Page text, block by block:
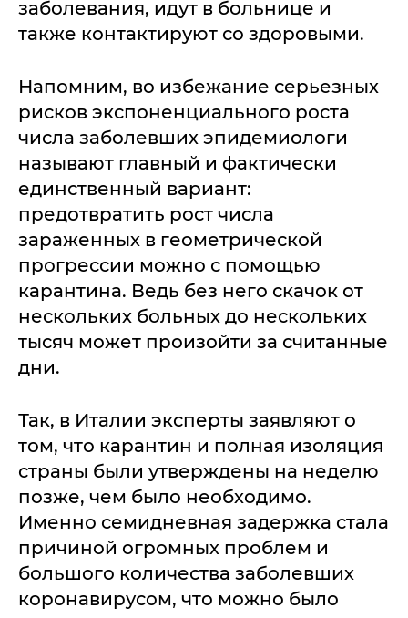
заболевания, идут в больнице и
также контактируют со здоровыми.
Напомним, во избежание серьезных
рисков экспоненциального роста
числа заболевших эпидемиологи
называют главный и фактически
единственный вариант:
предотвратить рост числа
зараженных в геометрической
прогрессии можно с помощью
карантина. Ведь без него скачок от
нескольких больных до нескольких
тысяч может произойти за считанные
дни.
Так, в Италии эксперты заявляют о
том, что карантин и полная изоляция
страны были утверждены на неделю
позже, чем было необходимо.
Именно семидневная задержка стала
причиной огромных проблем и
большого количества заболевших
коронавирусом, что можно было